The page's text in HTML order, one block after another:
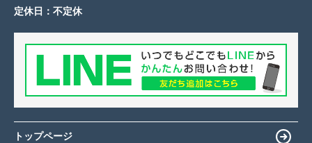
定休日： 不定休
トップページ